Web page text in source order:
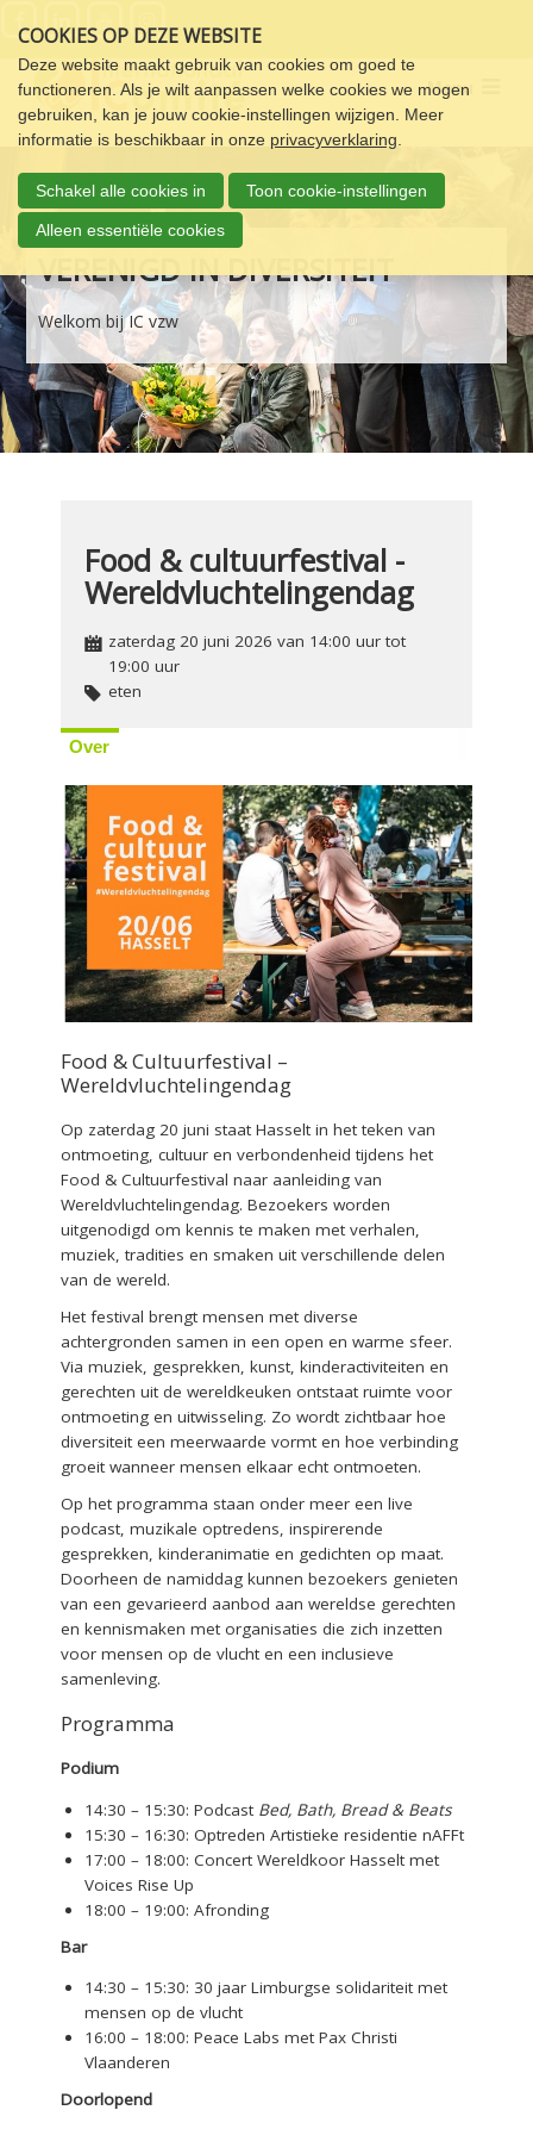
links
over
Spring
naar
de
navigatie
Spring
naar
de
inhoud
COOKIES OP DEZE WEBSITE
Deze website maakt gebruik van cookies om goed te
functioneren. Als je wilt aanpassen welke cookies we mogen
gebruiken, kan je jouw cookie-instellingen wijzigen. Meer
informatie is beschikbaar in onze privacyverklaring
Schakel alle cookies in Toon cookie-instellingen
Alleen essentiële cookies
Menu
VERENIGD IN DIVERSITEIT
Welkom bij IC vzw
Food & cultuurfestival -
Wereldvluchtelingendag
zaterdag 20 juni 2026 van 14:00 uur tot
19:00 uur
eten
Over
Food & Cultuurfestival –
Wereldvluchtelingendag
Op zaterdag 20 juni staat Hasselt in het teken van
ontmoeting, cultuur en verbondenheid tijdens het
Food & Cultuurfestival naar aanleiding van
Wereldvluchtelingendag. Bezoekers worden
uitgenodigd om kennis te maken met verhalen,
muziek, tradities en smaken uit verschillende delen
van de wereld.
Het festival brengt mensen met diverse
achtergronden samen in een open en warme sfeer.
Via muziek, gesprekken, kunst, kinderactiviteiten en
gerechten uit de wereldkeuken ontstaat ruimte voor
ontmoeting en uitwisseling. Zo wordt zichtbaar hoe
diversiteit een meerwaarde vormt en hoe verbinding
groeit wanneer mensen elkaar echt ontmoeten.
Op het programma staan onder meer een live
podcast, muzikale optredens, inspirerende
gesprekken, kinderanimatie en gedichten op maat.
Doorheen de namiddag kunnen bezoekers genieten
van een gevarieerd aanbod aan wereldse gerechten
en kennismaken met organisaties die zich inzetten
voor mensen op de vlucht en een inclusieve
samenleving.
Programma
Podium
14:30 – 15:30: Podcast Bed, Bath, Bread & Beats
15:30 – 16:30: Optreden Artistieke residentie nAFFt
17:00 – 18:00: Concert Wereldkoor Hasselt met
Voices Rise Up
18:00 – 19:00: Afronding
Bar
14:30 – 15:30: 30 jaar Limburgse solidariteit met
mensen op de vlucht
16:00 – 18:00: Peace Labs met Pax Christi
Vlaanderen
Doorlopend